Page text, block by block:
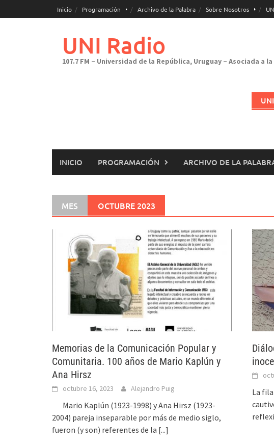
al
Inicio Programación Archivo de la Palabra Sobre Nosotros
UNI Radio
107.7 FM – Universidad de la República, Uruguay – Asociada a
INICIO PROGRAMACIÓN ARCHIVO DE LA
MES OCTUBRE 2023
Memorias de la Comunicación Popular y
Comunitaria. 100 años de Mario Kaplún y
Ana Hirsz
octubre 16, 2023 Alejandro Puig
Mario Kaplún (1923-1998) y Ana Hirsz (1923-
2004) pareja inseparable por más de medio siglo,
fueron (y son) referentes de la [...]
La